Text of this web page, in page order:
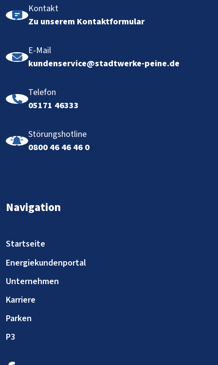
Kontakt
Zu unserem Kontaktformular
E-Mail
kundenservice@stadtwerke-peine.de
Telefon
05171 46333
Störungshotline
0800 46 46 46 0
Navigation
Startseite
Energiekundenportal
Unternehmen
Karriere
Parken
P3